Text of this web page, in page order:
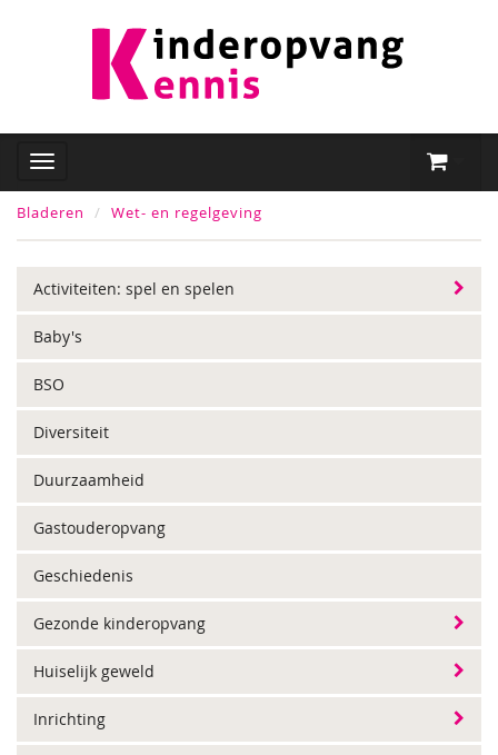
Bladeren Wet- en regelgeving
Activiteiten: spel en spelen
Baby's
BSO
Diversiteit
Duurzaamheid
Gastouderopvang
Geschiedenis
Gezonde kinderopvang
Huiselijk geweld
Inrichting